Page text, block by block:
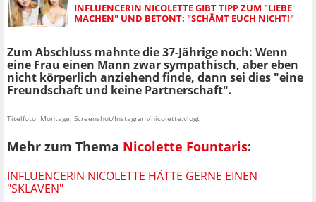
INFLUENCERIN NICOLETTE GIBT TIPP ZUM "LIEBE
MACHEN" UND BETONT: "SCHÄMT EUCH NICHT!"
Zum Abschluss mahnte die 37-Jährige noch: Wenn
eine Frau einen Mann zwar sympathisch, aber eben
nicht körperlich anziehend finde, dann sei dies "eine
Freundschaft und keine Partnerschaft".
Titelfoto: Montage: Screenshot/Instagram/nicolette.vlogt
Mehr zum Thema Nicolette Fountaris:
INFLUENCERIN NICOLETTE HÄTTE GERNE EINEN
"SKLAVEN"